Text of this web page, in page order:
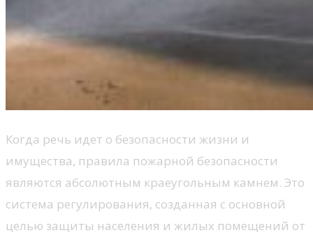
Когда речь идет о безопасности жизни и
имущества, правила пожарной безопасности
являются абсолютным краеугольным камнем. Это
система регулирования, созданная с основной
целью защиты населения и жилых помещений от